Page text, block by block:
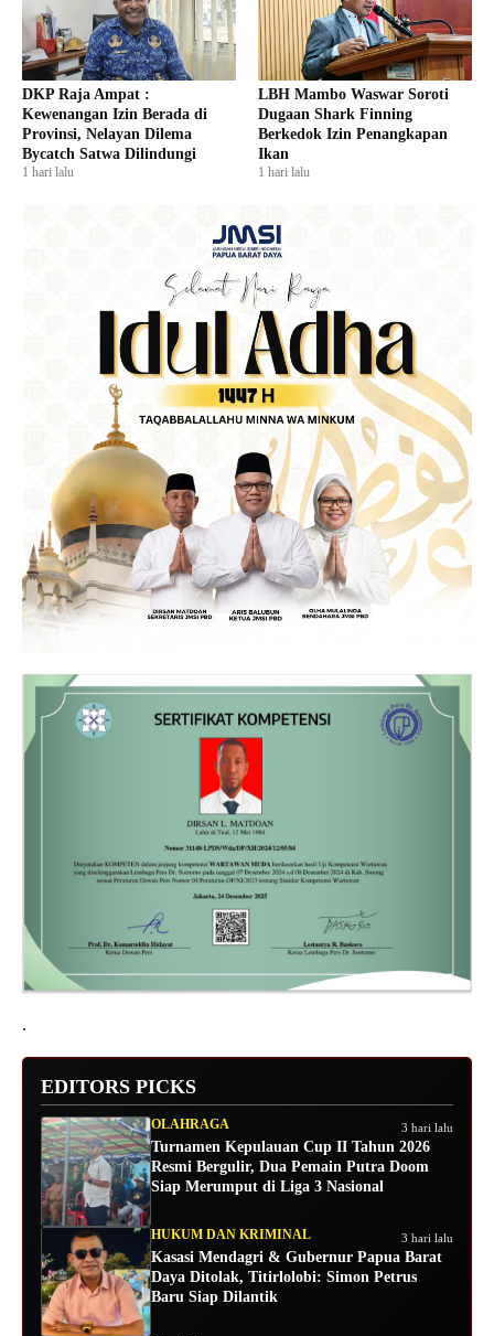
DKP Raja Ampat :
Kewenangan Izin Berada di
Provinsi, Nelayan Dilema
Bycatch Satwa Dilindungi
1 hari lalu
LBH Mambo Waswar Soroti
Dugaan Shark Finning
Berkedok Izin Penangkapan
Ikan
1 hari lalu
.
EDITORS PICKS
OLAHRAGA 3 hari lalu
Turnamen Kepulauan Cup II Tahun 2026
Resmi Bergulir, Dua Pemain Putra Doom
Siap Merumput di Liga 3 Nasional
HUKUM DAN KRIMINAL 3 hari lalu
Kasasi Mendagri & Gubernur Papua Barat
Daya Ditolak, Titirlolobi: Simon Petrus
Baru Siap Dilantik